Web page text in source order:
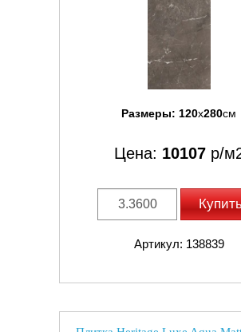
Размеры: 120x280см
Цена: 10107р/
Артикул: 138839